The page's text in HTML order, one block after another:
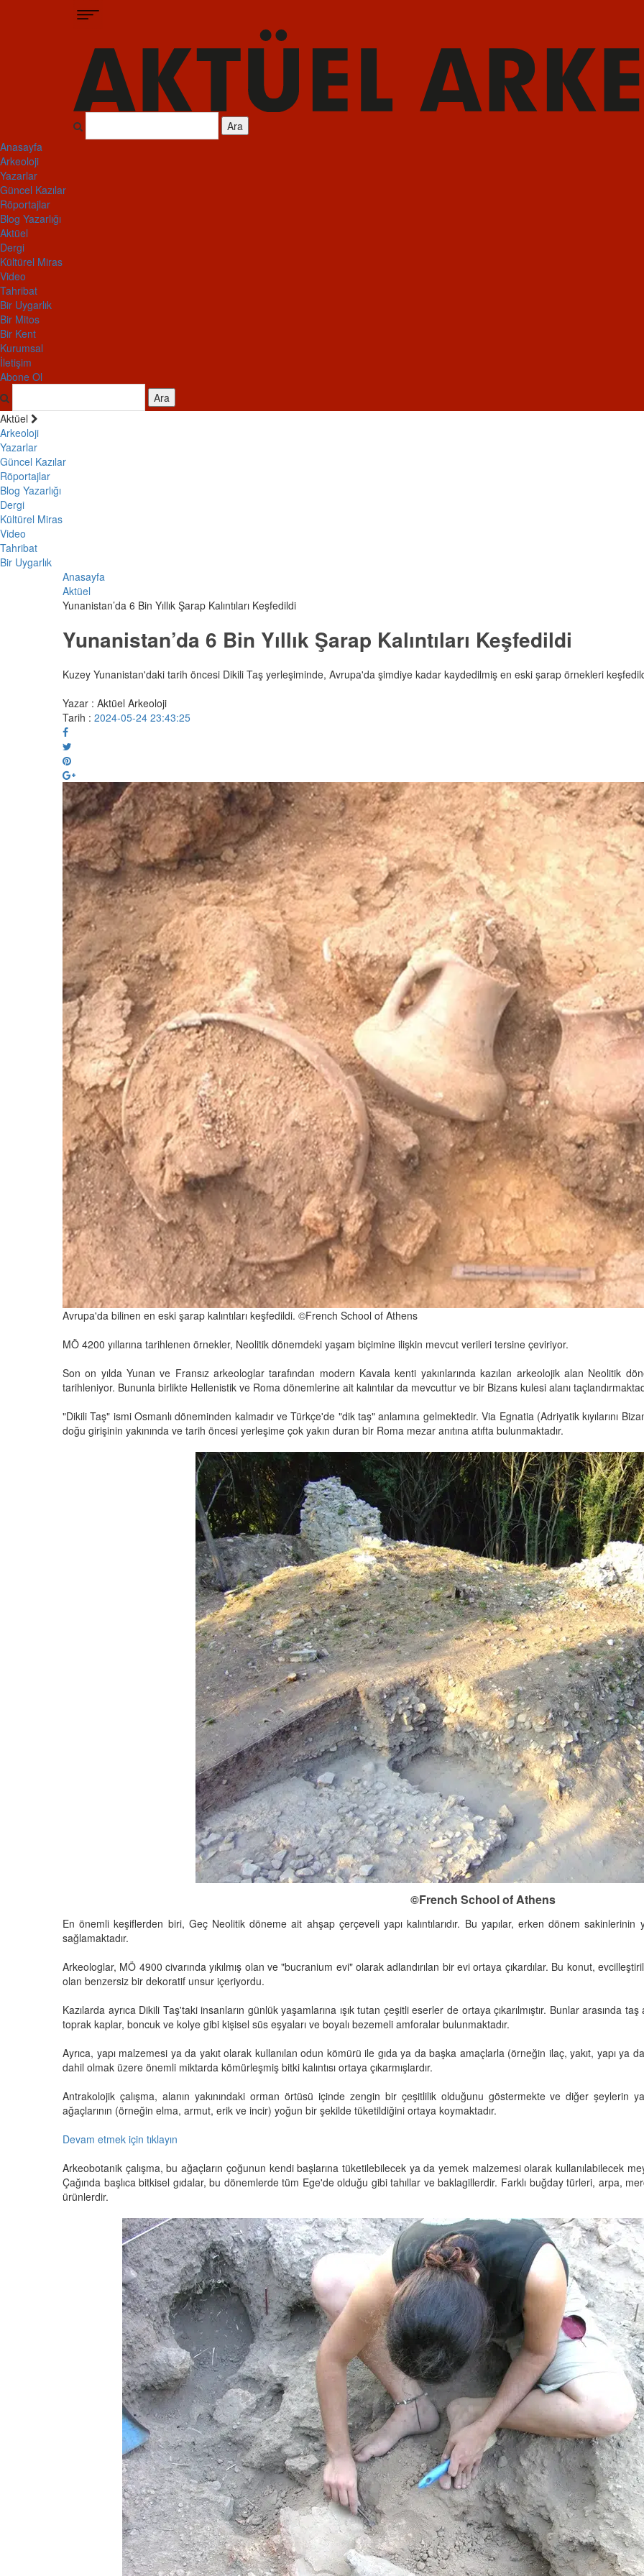
Ara
Anasayfa
Arkeoloji
Yazarlar
Güncel Kazılar
Röportajlar
Blog Yazarlığı
Aktüel
Dergi
Kültürel Miras
Video
Tahribat
Bir Uygarlık
Bir Mitos
Bir Kent
Kurumsal
İletişim
Abone Ol
Ara
Aktüel
Arkeoloji
Yazarlar
Güncel Kazılar
Röportajlar
Blog Yazarlığı
Dergi
Kültürel Miras
Video
Tahribat
Bir Uygarlık
Anasayfa
Aktüel
Yunanistan’da 6 Bin Yıllık Şarap Kalıntıları Keşfedildi
Yunanistan’da 6 Bin Yıllık Şarap Kalıntıları Keşfedildi
Kuzey Yunanistan'daki tarih öncesi Dikili Taş yerleşiminde, Avrupa'da şimdiye kadar kaydedilmiş en eski şarap örnekleri
Yazar : Aktüel Arkeoloji
Tarih : 2024-05-24 23:43:25
Avrupa'da bilinen en eski şarap kalıntıları keşfedildi. ©French School of Athens
MÖ 4200 yıllarına tarihlenen örnekler, Neolitik dönemdeki yaşam biçimine ilişkin mevcut verileri tersine çeviriyor.
Son on yılda Yunan ve Fransız arkeologlar tarafından modern Kavala kenti yakınlarında kazılan arkeolojik alan Neolitik
tarihleniyor. Bununla birlikte Hellenistik ve Roma dönemlerine ait kalıntılar da mevcuttur ve bir Bizans kulesi alanı
"Dikili Taş" ismi Osmanlı döneminden kalmadır ve Türkçe'de "dik taş" anlamına gelmektedir. Via Egnatia (Adriyatik kıyılarını
doğu girişinin yakınında ve tarih öncesi yerleşime çok yakın duran bir Roma mezar anıtına atıfta bulunmaktadır.
©French School of Athens
En önemli keşiflerden biri, Geç Neolitik döneme ait ahşap çerçeveli yapı kalıntılarıdır. Bu yapılar, erken dönem
sağlamaktadır.
Arkeologlar, MÖ 4900 civarında yıkılmış olan ve "bucranium evi" olarak adlandırılan bir evi ortaya çıkardılar. Bu konut,
olan benzersiz bir dekoratif unsur içeriyordu.
Kazılarda ayrıca Dikili Taş'taki insanların günlük yaşamlarına ışık tutan çeşitli eserler de ortaya çıkarılmıştır. Bunlar arasında
toprak kaplar, boncuk ve kolye gibi kişisel süs eşyaları ve boyalı bezemeli amforalar bulunmaktadır.
Ayrıca, yapı malzemesi ya da yakıt olarak kullanılan odun kömürü ile gıda ya da başka amaçlarla (örneğin ilaç, yakıt, yapı
dahil olmak üzere önemli miktarda kömürleşmiş bitki kalıntısı ortaya çıkarmışlardır.
Antrakolojik çalışma, alanın yakınındaki orman örtüsü içinde zengin bir çeşitlilik olduğunu göstermekte ve diğer şeylerin
ağaçlarının (örneğin elma, armut, erik ve incir) yoğun bir şekilde tüketildiğini ortaya koymaktadır.
Devam etmek için tıklayın
Arkeobotanik çalışma, bu ağaçların çoğunun kendi başlarına tüketilebilecek ya da yemek malzemesi olarak kullanılabilecek
Çağında başlıca bitkisel gıdalar, bu dönemlerde tüm Ege'de olduğu gibi tahıllar ve baklagillerdir. Farklı buğday türleri, arpa,
ürünlerdir.